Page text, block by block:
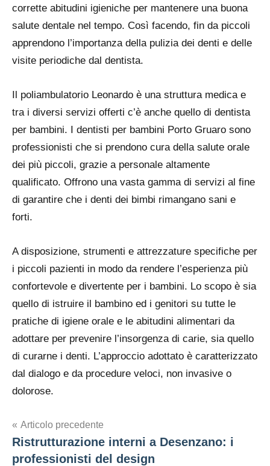
corrette abitudini igieniche per mantenere una buona
salute dentale nel tempo. Così facendo, fin da piccoli
apprendono l’importanza della pulizia dei denti e delle
visite periodiche dal dentista.
Il poliambulatorio Leonardo è una struttura medica e
tra i diversi servizi offerti c’è anche quello di dentista
per bambini. I dentisti per bambini Porto Gruaro sono
professionisti che si prendono cura della salute orale
dei più piccoli, grazie a personale altamente
qualificato. Offrono una vasta gamma di servizi al fine
di garantire che i denti dei bimbi rimangano sani e
forti.
A disposizione, strumenti e attrezzature specifiche per
i piccoli pazienti in modo da rendere l’esperienza più
confortevole e divertente per i bambini. Lo scopo è sia
quello di istruire il bambino ed i genitori su tutte le
pratiche di igiene orale e le abitudini alimentari da
adottare per prevenire l’insorgenza di carie, sia quello
di curarne i denti. L’approccio adottato è caratterizzato
dal dialogo e da procedure veloci, non invasive o
dolorose.
Navigazione
articoli
Articolo precedente
Ristrutturazione interni a Desenzano: i
professionisti del design